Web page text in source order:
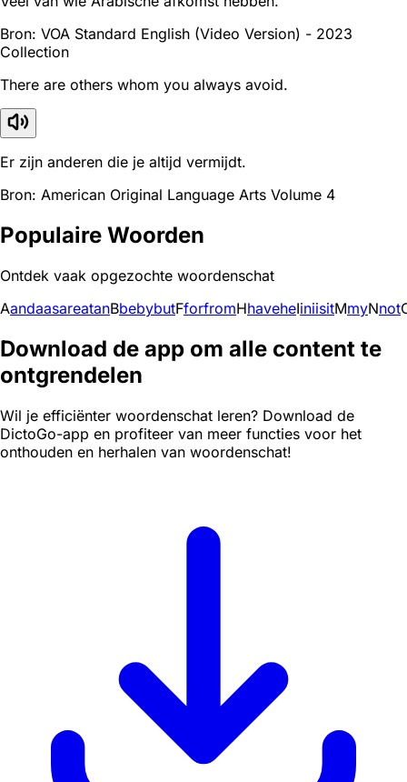
Bron: VOA Standard English (Video Version) - 2023
Collection
There are others whom you always avoid.
Er zijn anderen die je altijd vermijdt.
Bron: American Original Language Arts Volume 4
Populaire Woorden
Ontdek vaak opgezochte woordenschat
AandaasareatanBbebybutFforfromHhaveheIiniisitMmyNnot
Download de app om alle content te
ontgrendelen
Wil je efficiënter woordenschat leren? Download de
DictoGo-app en profiteer van meer functies voor het
onthouden en herhalen van woordenschat!